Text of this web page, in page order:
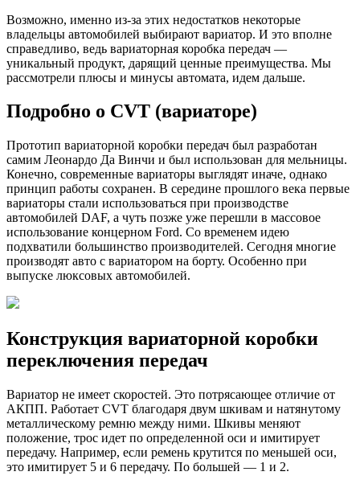
Возможно, именно из-за этих недостатков некоторые
владельцы автомобилей выбирают вариатор. И это вполне
справедливо, ведь вариаторная коробка передач —
уникальный продукт, дарящий ценные преимущества. Мы
рассмотрели плюсы и минусы автомата, идем дальше.
Подробно о CVT (вариаторе)
Прототип вариаторной коробки передач был разработан
самим Леонардо Да Винчи и был использован для мельницы.
Конечно, современные вариаторы выглядят иначе, однако
принцип работы сохранен. В середине прошлого века первые
вариаторы стали использоваться при производстве
автомобилей DAF, а чуть позже уже перешли в массовое
использование концерном Ford. Со временем идею
подхватили большинство производителей. Сегодня многие
производят авто с вариатором на борту. Особенно при
выпуске люксовых автомобилей.
Конструкция вариаторной коробки
переключения передач
Вариатор не имеет скоростей. Это потрясающее отличие от
АКПП. Работает CVT благодаря двум шкивам и натянутому
металлическому ремню между ними. Шкивы меняют
положение, трос идет по определенной оси и имитирует
передачу. Например, если ремень крутится по меньшей оси,
это имитирует 5 и 6 передачу. По большей — 1 и 2.